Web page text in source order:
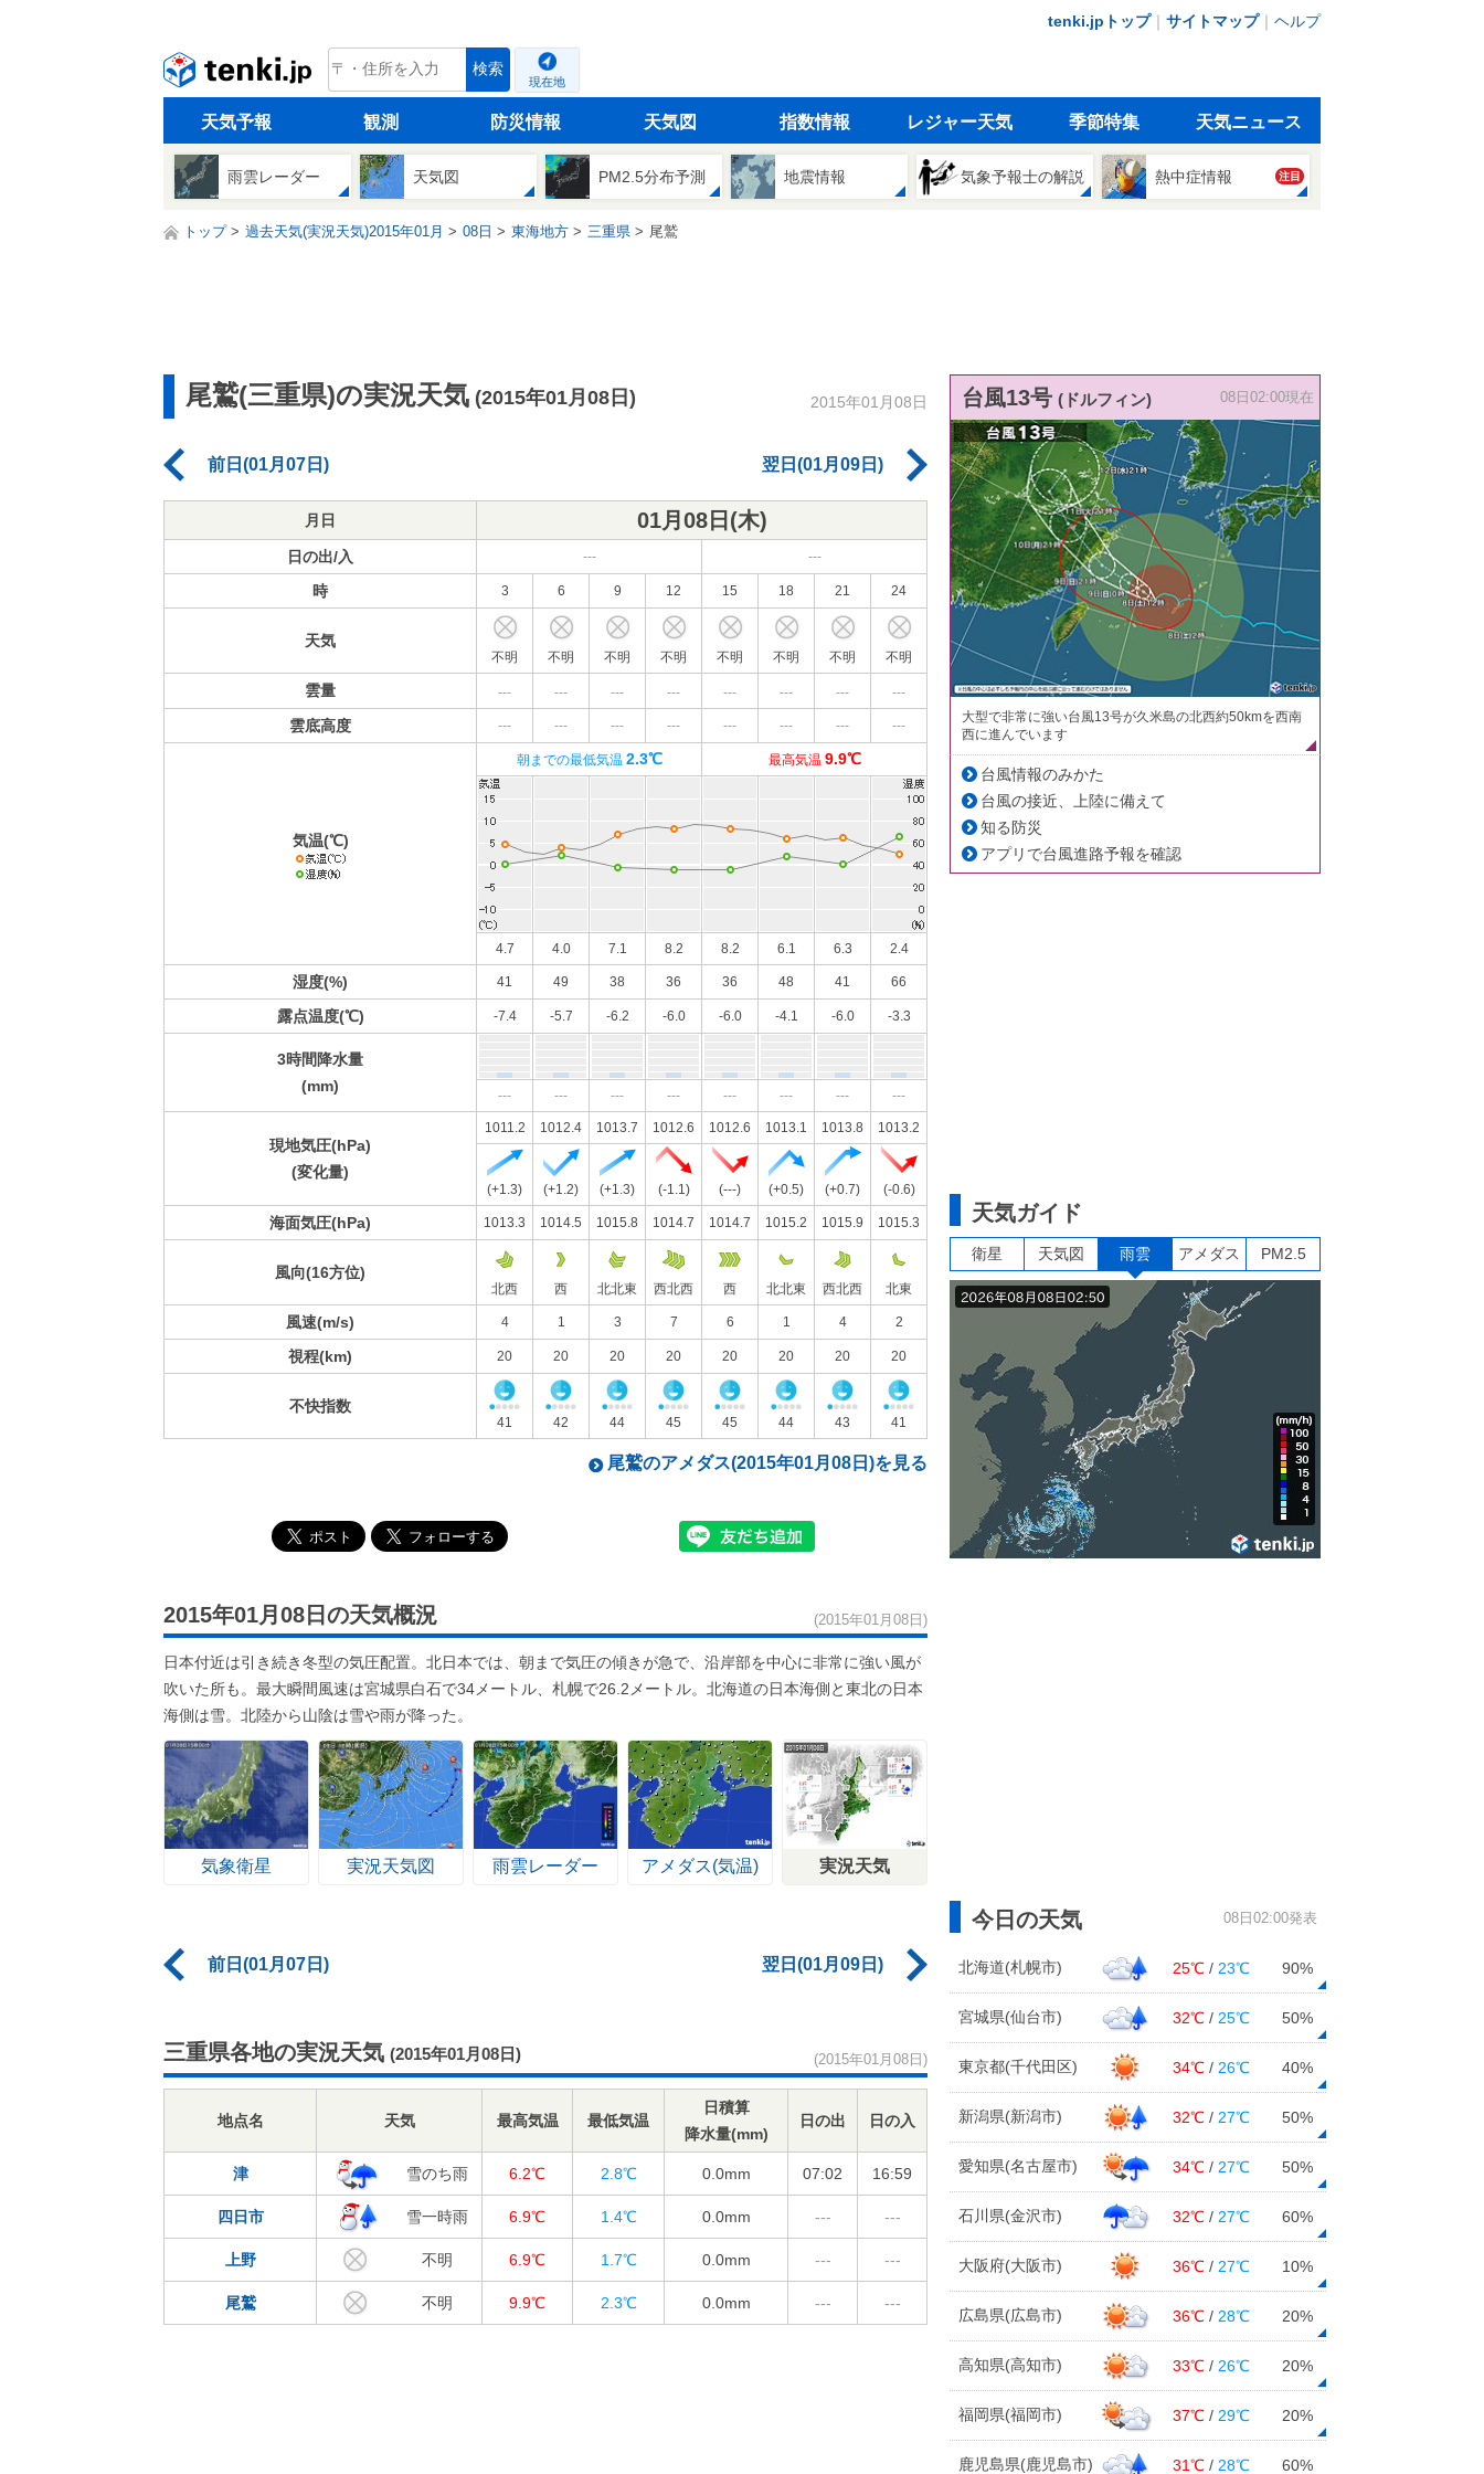
tenki.jpトップ｜ サイトマップ｜ ヘルプ
tenki.jp 検索
現在地
天気予報 観測 防災情報 天気図 指数情報 レジャー天気 季節特集 天気ニュース
雨雲レーダー 天気図 PM2.5分布予測 地震情報 気象予報士の解説 熱中症情報 注目
トップ 過去天気(実況天気)2015年01月 08日 東海地方 三重県 尾鷲
尾鷲(三重県)の実況天気 (2015年01月08日) 2015年01月08日
前日(01月07日) 翌日(01月09日)
月日 01月08日(木)
日の出/入 --- ---
時 3 6 9 12 15 18 21 24
天気
不明 不明 不明 不明 不明 不明 不明 不明
雲量 --- --- --- --- --- --- --- ---
雲底高度 --- --- --- --- --- --- --- ---
気温(℃)
朝までの最低気温 2.3℃ 最高気温 9.9℃
4.7 4.0 7.1 8.2 8.2 6.1 6.3 2.4
湿度(%) 41 49 38 36 36 48 41 66
露点温度(℃) -7.4 -5.7 -6.2 -6.0 -6.0 -4.1 -6.0 -3.3
3時間降水量
(mm)
--- --- --- --- --- --- --- ---
現地気圧(hPa)
(変化量)
1011.2 1012.4 1013.7 1012.6 1012.6 1013.1 1013.8 1013.2
(+1.3) (+1.2) (+1.3) (-1.1) (---) (+0.5) (+0.7) (-0.6)
海面気圧(hPa) 1013.3 1014.5 1015.8 1014.7 1014.7 1015.2 1015.9 1015.3
風向(16方位)
北西 西 北北東 西北西 西 北北東 西北西 北東
風速(m/s) 4 1 3 7 6 1 4 2
視程(km) 20 20 20 20 20 20 20 20
不快指数
41 42 44 45 45 44 43 41
尾鷲のアメダス(2015年01月08日)を見る
2015年01月08日の天気概況 (2015年01月08日)
日本付近は引き続き冬型の気圧配置。北日本では、朝まで気圧の傾きが急で、沿岸部を中心に非常に強い風が
吹いた所も。最大瞬間風速は宮城県白石で34メートル、札幌で26.2メートル。北海道の日本海側と東北の日本
海側は雪。北陸から山陰は雪や雨が降った。
気象衛星 実況天気図 雨雲レーダー アメダス(気温) 実況天気
前日(01月07日) 翌日(01月09日)
三重県各地の実況天気 (2015年01月08日) (2015年01月08日)
地点名 天気 最高気温 最低気温
日積算
降水量(mm)
日の出 日の入
津 雪のち雨 6.2℃ 2.8℃ 0.0mm 07:02 16:59
四日市 雪一時雨 6.9℃ 1.4℃ 0.0mm --- ---
上野 不明 6.9℃ 1.7℃ 0.0mm --- ---
尾鷲 不明 9.9℃ 2.3℃ 0.0mm --- ---
台風13号 (ドルフィン) 08日02:00現在
大型で非常に強い台風13号が久米島の北西約50kmを西南
西に進んでいます
台風情報のみかた
台風の接近、上陸に備えて
知る防災
アプリで台風進路予報を確認
天気ガイド
衛星 天気図 雨雲 アメダス PM2.5
今日の天気 08日02:00発表
北海道(札幌市) 25℃ / 23℃ 90%
宮城県(仙台市) 32℃ / 25℃ 50%
東京都(千代田区) 34℃ / 26℃ 40%
新潟県(新潟市) 32℃ / 27℃ 50%
愛知県(名古屋市) 34℃ / 27℃ 50%
石川県(金沢市) 32℃ / 27℃ 60%
大阪府(大阪市) 36℃ / 27℃ 10%
広島県(広島市) 36℃ / 28℃ 20%
高知県(高知市) 33℃ / 26℃ 20%
福岡県(福岡市) 37℃ / 29℃ 20%
鹿児島県(鹿児島市) 31℃ / 28℃ 60%